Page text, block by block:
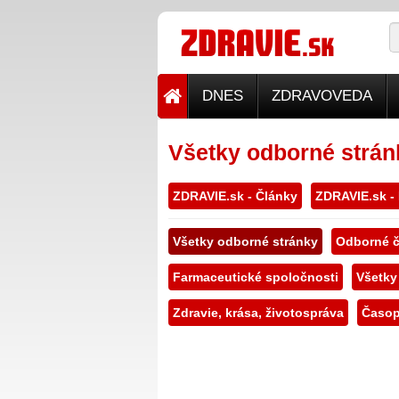
DNES ZDRAVOVEDA
Všetky odborné
ZDRAVIE.sk - Články ZDRAVIE.sk
Všetky odborné stránky Odborné
Farmaceutické spoločnosti
Zdravie, krása, životospráva